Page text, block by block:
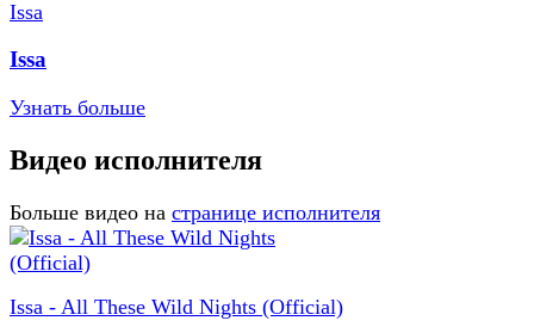
Issa
Узнать больше
Видео исполнителя
Больше видео на странице исполнителя
Issa - All These Wild Nights (Official)